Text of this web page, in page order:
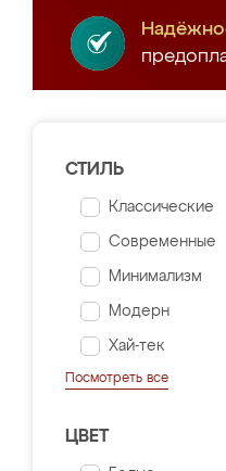
СТИЛЬ
Классические
Современные
Минимализм
Модерн
Хай-тек
Посмотреть все
ЦВЕТ